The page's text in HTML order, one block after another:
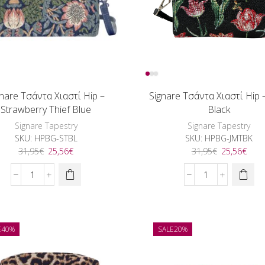
Τσάντα Χιαστί Hip –
Strawberry Thief Blue
Signare Tapestry
SKU: HPBG-STBL
31,95€ Original
price
was:
31,95€.
25,56€Η
τιμή
Signare
Thief
Signare Τσάντα Χιαστί Hip
Black
Signare Tapestry
SKU: HPBG-JMTBK
31,95€ Original
price
was:
31,95€.
25,56€Η
τιμή
Signare
40% SALE20%